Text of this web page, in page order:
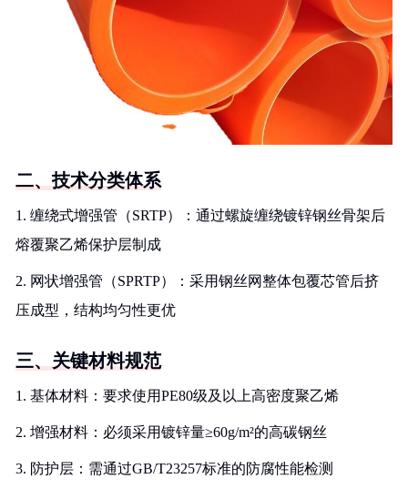
二、技术分类体系
1. 缠绕式增强管（SRTP）：通过螺旋缠绕镀锌钢丝骨架后
熔覆聚乙烯保护层制成
2. 网状增强管（SPRTP）：采用钢丝网整体包覆芯管后挤
压成型，结构均匀性更优
三、关键材料规范
1. 基体材料：要求使用PE80级及以上高密度聚乙烯
2. 增强材料：必须采用镀锌量≥60g/m²的高碳钢丝
3. 防护层：需通过GB/T23257标准的防腐性能检测